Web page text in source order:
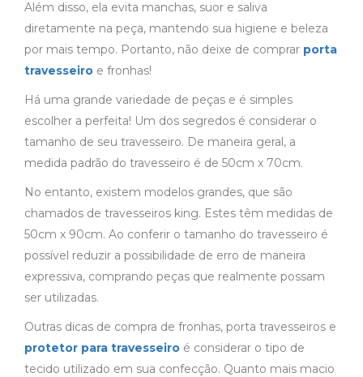
Além disso, ela evita manchas, suor e saliva
diretamente na peça, mantendo sua higiene e beleza
por mais tempo. Portanto, não deixe de comprar porta
travesseiro e fronhas!
Há uma grande variedade de peças e é simples
escolher a perfeita! Um dos segredos é considerar o
tamanho de seu travesseiro. De maneira geral, a
medida padrão do travesseiro é de 50cm x 70cm.
No entanto, existem modelos grandes, que são
chamados de travesseiros king. Estes têm medidas de
50cm x 90cm. Ao conferir o tamanho do travesseiro é
possível reduzir a possibilidade de erro de maneira
expressiva, comprando peças que realmente possam
ser utilizadas.
Outras dicas de compra de fronhas, porta travesseiros e
protetor para travesseiro é considerar o tipo de
tecido utilizado em sua confecção. Quanto mais macio